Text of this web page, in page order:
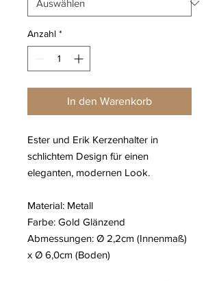
Anzahl *
In den Warenkorb
Ester und Erik Kerzenhalter in
schlichtem Design für einen
eleganten, modernen Look.
Material: Metall
Farbe: Gold Glänzend
Abmessungen: Ø 2,2cm (Innenmaß)
x Ø 6,0cm (Boden)